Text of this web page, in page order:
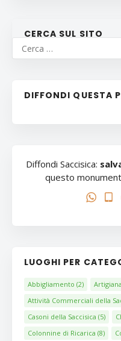
CERCA SUL SITO
DIFFONDI QUESTA
Diffondi Saccisica:
questo
LUOGHI PER
Abbigliamento (2)
Attività Commerciali della
Casoni della Saccisica (5)
Colonnine di Ricarica (8)